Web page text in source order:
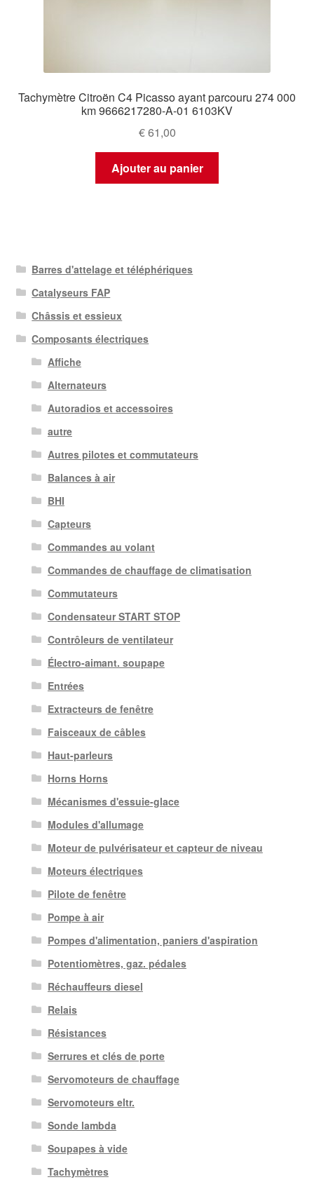
Tachymètre Citroën C4 Picasso ayant parcouru 274 000
km 9666217280-A-01 6103KV
€61,00
Ajouter au panier
Barres d'attelage et téléphériques
Catalyseurs FAP
Châssis et essieux
Composants électriques
Affiche
Alternateurs
Autoradios et accessoires
autre
Autres pilotes et commutateurs
Balances à air
BHI
Capteurs
Commandes au volant
Commandes de chauffage de climatisation
Commutateurs
Condensateur START STOP
Contrôleurs de ventilateur
Électro-aimant. soupape
Entrées
Extracteurs de fenêtre
Faisceaux de câbles
Haut-parleurs
Horns Horns
Mécanismes d'essuie-glace
Modules d'allumage
Moteur de pulvérisateur et capteur de niveau
Moteurs électriques
Pilote de fenêtre
Pompe à air
Pompes d'alimentation, paniers d'aspiration
Potentiomètres, gaz. pédales
Réchauffeurs diesel
Relais
Résistances
Serrures et clés de porte
Servomoteurs de chauffage
Servomoteurs eltr.
Sonde lambda
Soupapes à vide
Tachymètres